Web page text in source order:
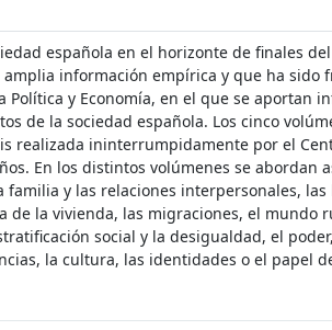
española en el horizonte de finales
información empírica y que ha sido
Política y Economía, en el que se aportan
de la sociedad española. Los cinco
realizada ininterrumpidamente por el
En los distintos volúmenes se abordan
y las relaciones interpersonales, las
la vivienda, las migraciones, el mundo
social y la desigualdad, el
la cultura, las identidades o el papel